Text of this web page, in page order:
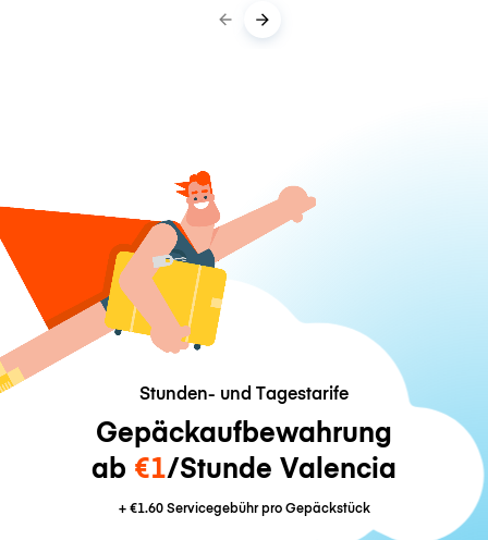
Stunden- und Tagestarife
Gepäckaufbewahrung
ab €1/Stunde Valencia
+€1.60Servicegebühr pro Gepäckstück